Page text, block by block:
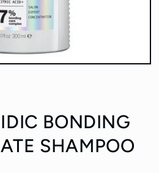
BONDING
SHAMPOO